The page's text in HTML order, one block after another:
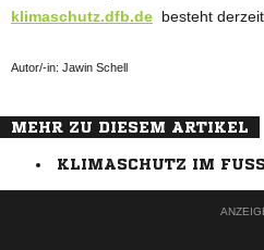
klimaschutz.dfb.de besteht
Autor/-in: Jawin Schell
MEHR ZU DIESEM ARTIKEL
KLIMASCHUTZ IM